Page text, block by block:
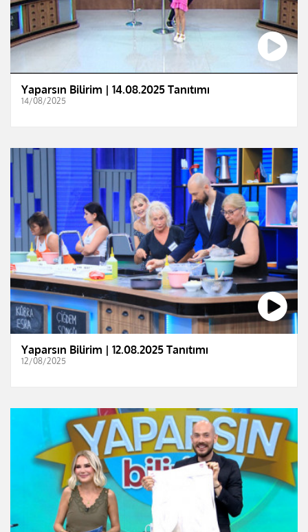
Yaparsın Bilirim | 14.08.2025 Tanıtımı
14/08/2025
Yaparsın Bilirim | 12.08.2025 Tanıtımı
12/08/2025